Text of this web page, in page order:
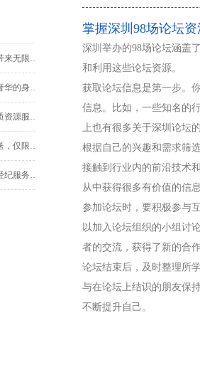
深圳沙湾休闲会所全套，给你带来无限欢愉！
深圳碧海会所，为您打造尊贵奢华的身心融合！
深圳高端商务经纪，尊享高品质资源服务_1
深圳大圈工作室外卖：专属配送，仅限福田区
深圳高端商务经纪，高端商务经纪服务，尽享商务待遇！_1
掌握深圳98场论坛
深圳举办的98场论坛涵盖
和利用这些论坛资源。
获取论坛信息是第一步。
信息。比如，一些知名的
上也有很多关于深圳论坛
根据自己的兴趣和需求筛
接触到行业内的前沿技术
从中获得很多有价值的信息
参加论坛时，要积极参与
以加入论坛组织的小组讨
者的交流，获得了新的合作
论坛结束后，及时整理所
与在论坛上结识的朋友保
不断提升自己。